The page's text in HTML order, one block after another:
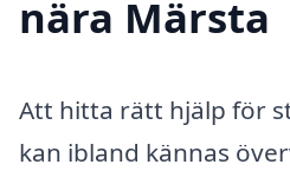
nära Märsta
Att hitta rätt hjälp för
kan ibland kännas